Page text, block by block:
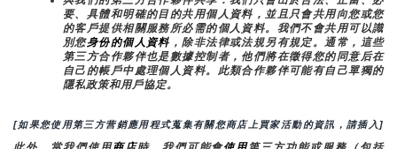
要、具體和明確的目的共用個人資料，並且只會共用向您或您
的客戶提供相關服務所必需的個人資料。我們不會共用可以識
別您身份的個人資料 ，除非法律或法規另有規定。通常，這些
第三方合作夥伴也是數據控制者，他們將在徵得您的同意后在
自己的帳戶中處理個人資料。此類合作夥伴可能有自己單獨的
隱私政策和用戶協定。
[如果您使用第三方营銷應用程式蒐集有關您商店上買家活動的資訊，請插入]